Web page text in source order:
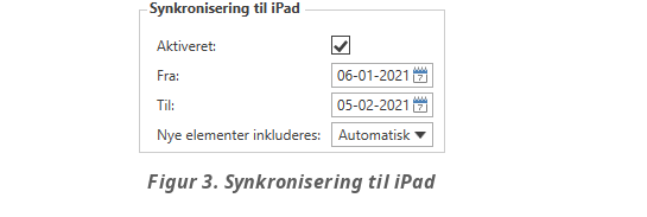
Figur 3. Synkronisering til iPad